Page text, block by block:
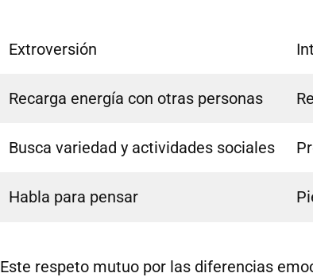
Extroversión
Recarga energía con otras personas
Busca variedad y actividades sociales
Habla para pensar
Este respeto mutuo por las diferencias